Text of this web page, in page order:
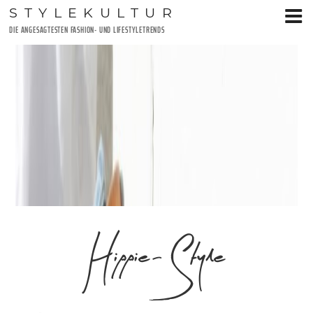
Zum
Inhalt
STYLEKULTUR
DIE ANGESAGTESTEN FASHION- UND LIFESTYLETRENDS
Hippie-Style